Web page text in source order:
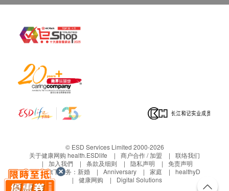
貨。
內完成以下程序
自攜產品（出示有效發票，收據）到官方維修部檢查及
為損壞
收到維修部檢查報告後,將檢查報告連同訂單號碼遞交去
Best Life Home CS, 商戶會透過Best Life Home CS進
行回收或換貨
**更換產品須知必須：
必須出示有效發票，收據
更換之貨品必須沒有損壞、損毀及曾經濕水之現象。
已於網上登記保用或曾被維修之產品不可更換。
當7天更換產品保障過後而產品在廠方保用期內，顧客
亦可享有由代理商所提供之保用，更可自行把產品交回
© ESD Services Limited 2000-2026
关于健康网购 health.ESDlife
商户合作 / 加盟
联络我们
加入我們
条款及细则 隐私声明
免责声明
生活易旗下业务： 新婚 Anniversary 家庭
healthyD
健康网购
Digital Solutions